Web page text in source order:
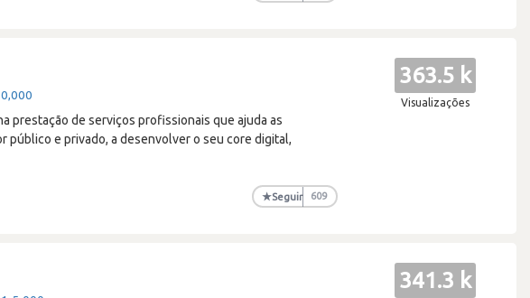
prestação de serviços profissionais que ajuda as
público e privado, a desenvolver o seu core digital,
★Seguir 609
363.5 k
Visualizações
341.3 k